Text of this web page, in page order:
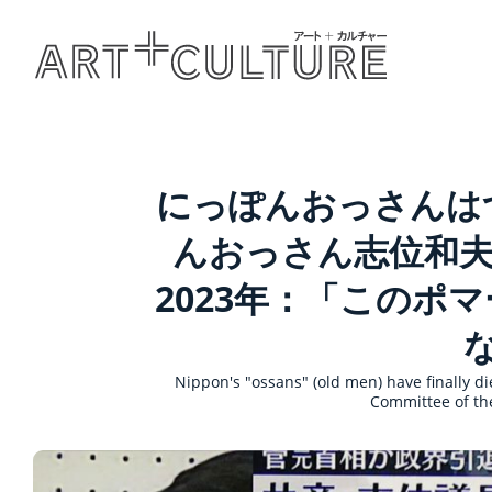
にっぽんおっさん
んおっさん志位和
2023年：「このポ
Nippon's "ossans" (old men) have finally
Committee of